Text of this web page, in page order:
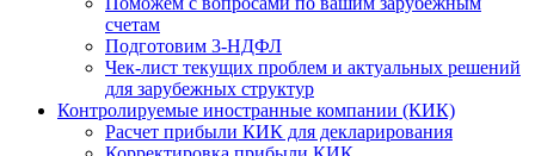
счетам
Подготовим 3-НДФЛ
Чек-лист текущих проблем и актуальных решений
для зарубежных структур
Контролируемые иностранные компании (КИК)
Расчет прибыли КИК для декларирования